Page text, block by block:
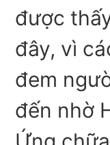
được
đây, vì
đem
đến nhờ